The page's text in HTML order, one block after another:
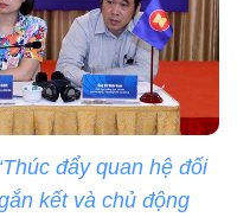
đẩy quan hệ đối
kết và chủ động